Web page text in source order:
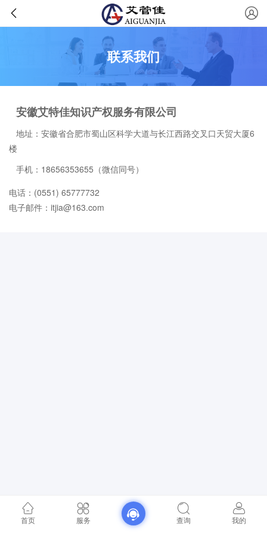
联系我们
安徽艾特佳知识产权服务有限公司
地址：安徽省合肥市蜀山区科学大道与长江西路交叉口天贸大厦6
楼
手机：18656353655（微信同号）
电话：(0551) 65777732
电子邮件：itjia@163.com
首页 服务 查询 我的